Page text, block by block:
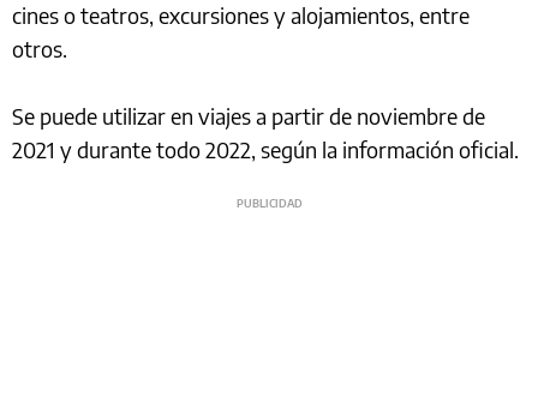
cines o teatros, excursiones y alojamientos, entre
otros.
Se puede utilizar en viajes a partir de noviembre de
2021 y durante todo 2022, según la información oficial.